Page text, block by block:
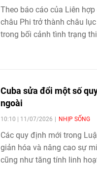
Theo báo cáo của Liên
châu Phi trở thành châu
trong bối cảnh tình trạng
Cuba sửa đổi một số
ngoài
10:10 | 11/07/2026 NHỊP SỐNG
Các quy định mới trong
giản hóa và nâng cao sự
cũng như tăng tính linh